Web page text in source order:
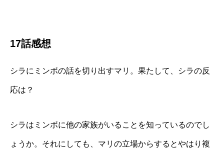
17話感想
シラにミンボの話を切り出すマリ。果たして、シラの反
応は？
シラはミンボに他の家族がいることを知っているのでし
ょうか。それにしても、マリの立場からするとやはり複